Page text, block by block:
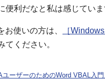
便利だなと私は感じていま
お使いの方は、
［
てください。
ーザーのためのWord VBAL入